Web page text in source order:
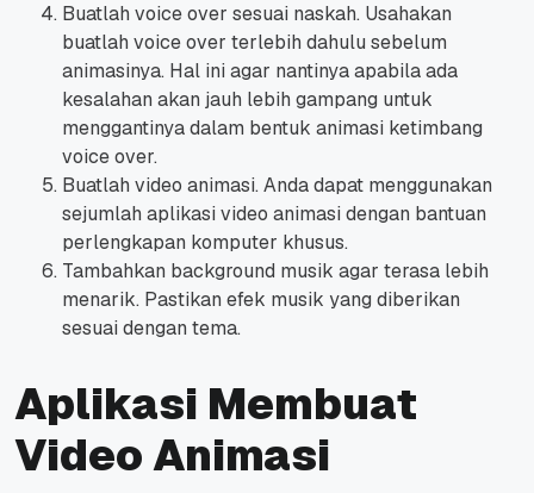
Buatlah voice over sesuai naskah. Usahakan
buatlah voice over terlebih dahulu sebelum
animasinya. Hal ini agar nantinya apabila ada
kesalahan akan jauh lebih gampang untuk
menggantinya dalam bentuk animasi ketimbang
voice over.
Buatlah video animasi. Anda dapat menggunakan
sejumlah aplikasi video animasi dengan bantuan
perlengkapan komputer khusus.
Tambahkan background musik agar terasa lebih
menarik. Pastikan efek musik yang diberikan
sesuai dengan tema.
Aplikasi Membuat
Video Animasi